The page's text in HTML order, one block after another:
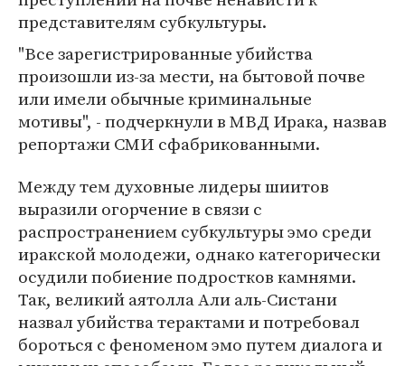
представителям субкультуры.
"Все зарегистрированные убийства
произошли из-за мести, на бытовой почве
или имели обычные криминальные
мотивы", - подчеркнули в МВД Ирака, назвав
репортажи СМИ сфабрикованными.
Между тем духовные лидеры шиитов
выразили огорчение в связи с
распространением субкультуры эмо среди
иракской молодежи, однако категорически
осудили побиение подростков камнями.
Так, великий аятолла Али аль-Систани
назвал убийства терактами и потребовал
бороться с феноменом эмо путем диалога и